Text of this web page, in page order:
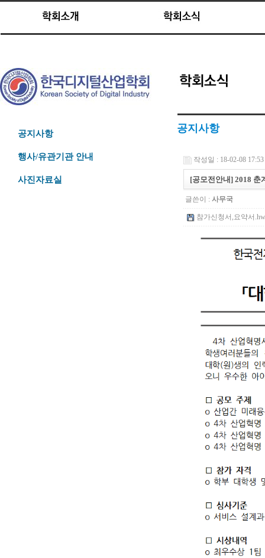
공지사항
행사/유관기관 안내
사진자료실
공지사항
작성일 : 18-02-08 17:53
[공모전안내] 2018 춘
글쓴이 : 사무국
참가신청서,요약서